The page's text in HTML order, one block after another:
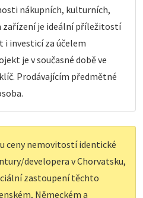
nákupních, kulturních,
zařízení je ideální příležitostí
i investicí za účelem
je v současné době ve
Prodávajícím předmětné
ceny nemovitostí identické
developera v Chorvatsku,
zastoupení těchto
Německém a